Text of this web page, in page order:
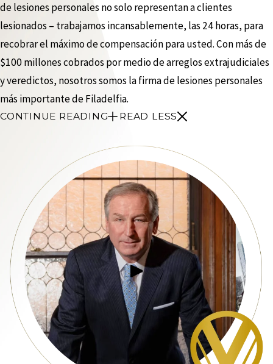
de lesiones personales no solo representan a clientes
lesionados – trabajamos incansablemente, las 24 horas, para
recobrar el máximo de compensación para usted. Con más de
$100 millones cobrados por medio de arreglos extrajudiciales
y veredictos, nosotros somos la firma de lesiones personales
más importante de Filadelfia.
CONTINUE READING READ LESS